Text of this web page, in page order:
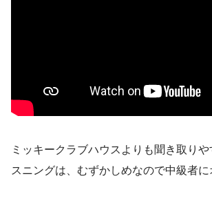
ミッキークラブハウスよりも聞き取りや
スニングは、むずかしめなので中級者に